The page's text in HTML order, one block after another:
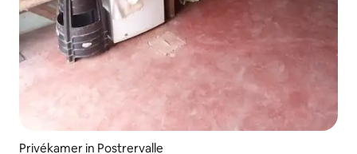
Privékamer in Postrervalle